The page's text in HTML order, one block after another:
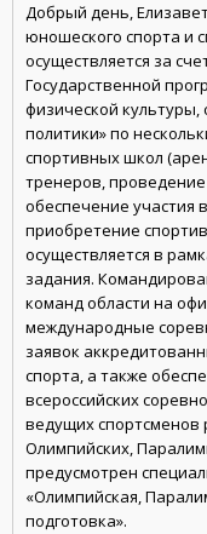
Добрый день,
юношеского спорта и
осуществляется за
Государственной
физической
политики» по
спортивных школ
тренеров,
обеспечение участия
приобретение
осуществляется в
задания.
команд области на
международные
заявок
спорта, а также
всероссийских
ведущих спортсменов
Олимпийских,
предусмотрен
«Олимпийская,
подготовка».